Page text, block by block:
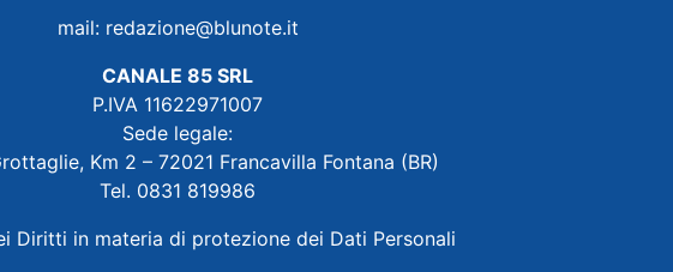
mail: redazione@blunote.it
CANALE 85 SRL
P.IVA 11622971007
Sede legale:
Km 2 – 72021 Francavilla Fontana (BR)
Tel. 0831 819986
Diritti in materia di protezione dei Dati Personali